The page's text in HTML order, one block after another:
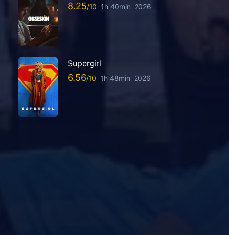
8.25 1h 40min 2026
Supergirl
6.56 1h 48min 2026